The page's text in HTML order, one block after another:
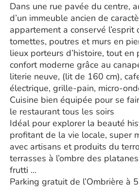
Dans une rue pavée du centre,
d’un immeuble ancien de
appartement a conservé l’esprit
tomettes, poutres et murs en
lieux porteurs d’histoire, tout en
confort moderne grâce au
literie neuve, (lit de 160 cm),
électrique, grille-pain, micro-
Cuisine bien équipée pour se
le restaurant tous les soirs
Idéal pour explorer la beauté
profitant de la vie locale, super
avec artisans et produits du
terrasses à l’ombre des
frutti …
Parking gratuit de l’Ombrière à